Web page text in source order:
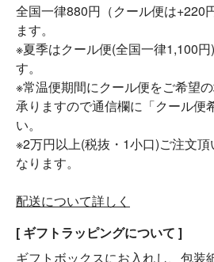
全国一律880円（クール便は+220
ます。
※夏季はクール便(全国一律1,100
す。
※常温便期間にクール便をご希望
承りますので通信欄に「クール便
い。
※2万円以上(税抜・1小口)ご注文
なります。
配送について詳しく
[ ギフトラッピングについて ]
ギフトボックスにお入れし、包装